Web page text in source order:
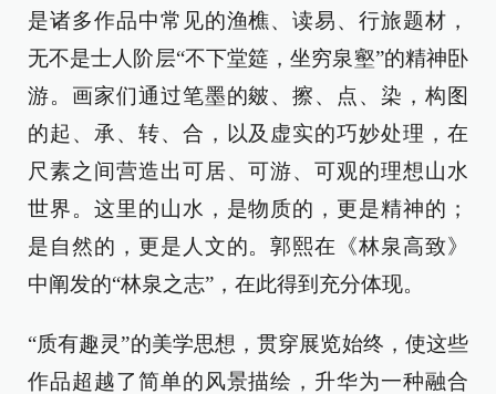
是诸多作品中常见的渔樵、读易、行旅题材，
无不是士人阶层“不下堂筵，坐穷泉壑”的精神卧
游。画家们通过笔墨的皴、擦、点、染，构图
的起、承、转、合，以及虚实的巧妙处理，在
尺素之间营造出可居、可游、可观的理想山水
世界。这里的山水，是物质的，更是精神的；
是自然的，更是人文的。郭熙在《林泉高致》
中阐发的“林泉之志”，在此得到充分体现。
“质有趣灵”的美学思想，贯穿展览始终，使这些
作品超越了简单的风景描绘，升华为一种融合